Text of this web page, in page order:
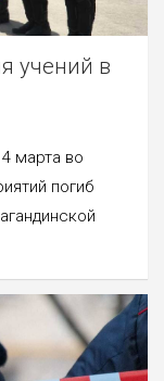
учений в
марта во
погиб